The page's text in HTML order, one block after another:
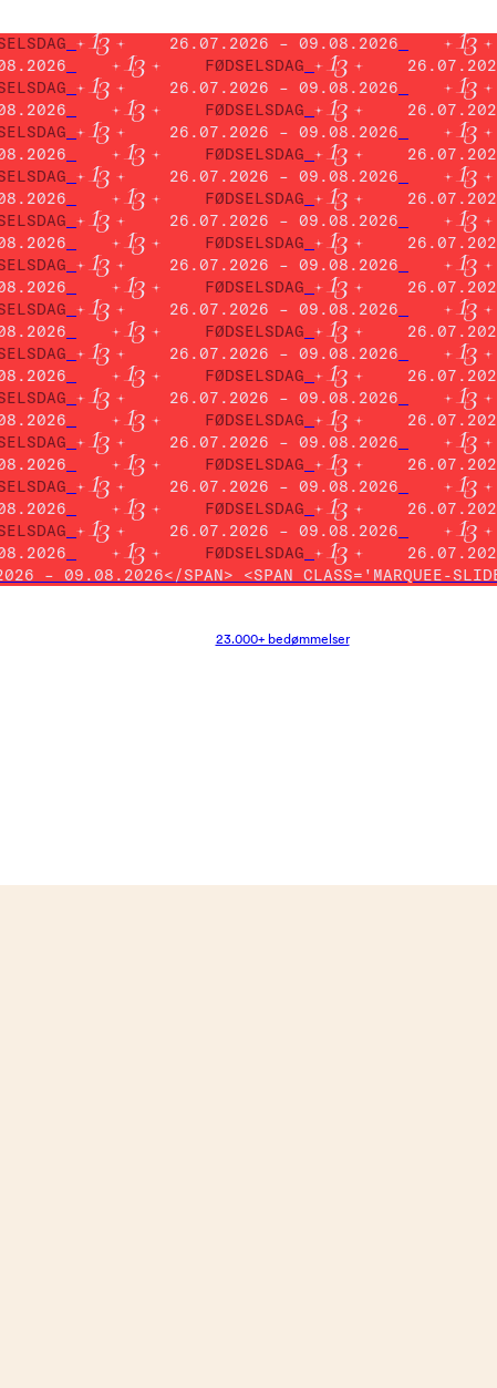
26.07.2026 – 09.08.2026
FØDSELSDAG
26.07.2026 – 09.08.2026
FØDSELSDAG
26.07.2026 – 09.08.2026
FØDSELSDAG
26.07.2026 – 09.08.2026
FØDSELSDAG
26.07.2026 – 09.08.2026
FØDSELSDAG
26.07.2026 – 09.08.2026
FØDSELSDAG
26.07.2026 – 09.08.2026
FØDSELSDAG
26.07.2026 – 09.08.2026
FØDSELSDAG
26.07.2026 – 09.08.2026
FØDSELSDAG
26.07.2026 – 09.08.2026
FØDSELSDAG
26.07.2026 – 09.08.2026
FØDSELSDAG
26.07.2026 – 09.08.2026
FØDSELSDAG
– 09.08.2026</SPAN> <SPAN CLASS='MARQUEE-
23.000+ bedømmelser